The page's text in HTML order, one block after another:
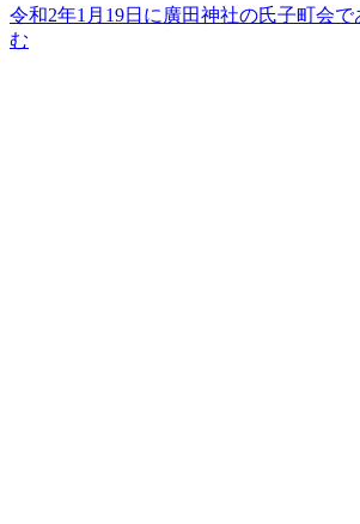
令和2年1月19日に廣田神社の氏子町会
む